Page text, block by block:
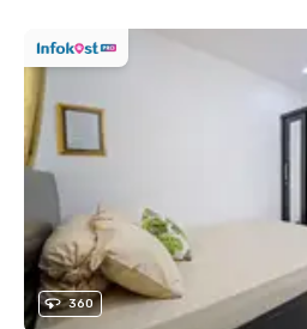
360